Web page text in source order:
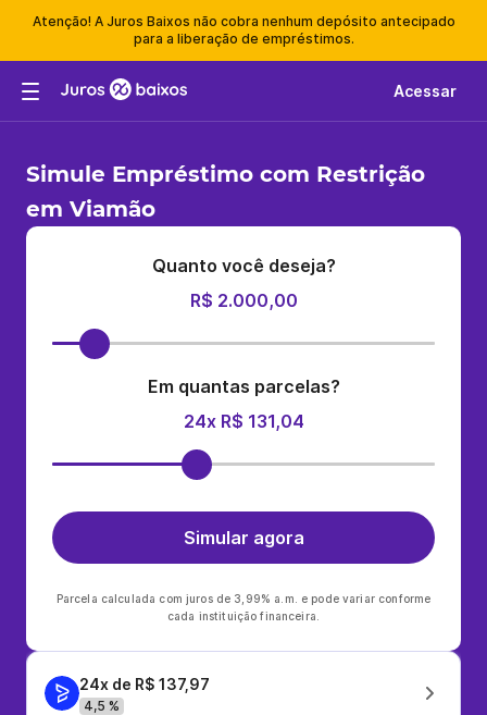
Atenção! A Juros Baixos não cobra nenhum depósito antecipado
para a liberação de empréstimos.
Acessar
Simule Empréstimo com Restrição
em Viamão
Quanto você deseja?
R$ 2.000,00
Em quantas parcelas?
24x R$ 131,04
Simular agora
Parcela calculada com juros de 3,99% a.m. e pode variar conforme
cada instituição financeira.
24x de R$ 137,97
4,5 %